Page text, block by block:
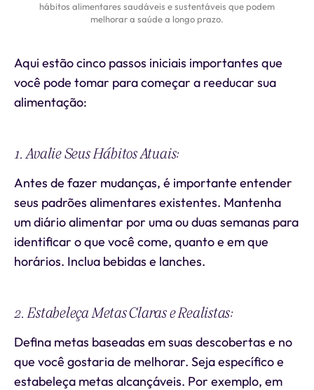
hábitos alimentares saudáveis e sustentáveis que podem
melhorar a saúde a longo prazo.
Aqui estão cinco passos iniciais importantes que
você pode tomar para começar a reeducar sua
alimentação:
1. Avalie Seus Hábitos Atuais:
Antes de fazer mudanças, é importante entender
seus padrões alimentares existentes. Mantenha
um diário alimentar por uma ou duas semanas para
identificar o que você come, quanto e em que
horários. Inclua bebidas e lanches.
2. Estabeleça Metas Claras e Realistas:
Defina metas baseadas em suas descobertas e no
que você gostaria de melhorar. Seja específico e
estabeleça metas alcançáveis. Por exemplo, em